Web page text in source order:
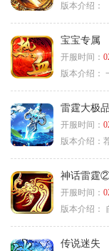
版本介绍：
宝宝专属
开服时间：
版本介绍：
雷霆大极品
开服时间：
版本介绍：
神话雷霆
开服时间：
版本介绍：
传说迷失